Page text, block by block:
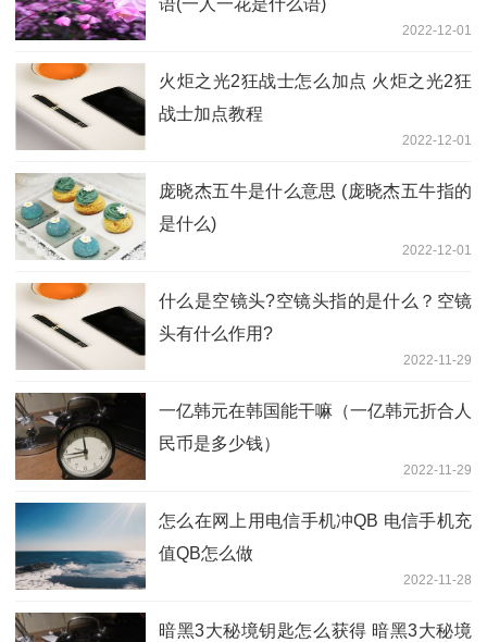
语(一人一花是什么语)
2022-12-01
火炬之光2狂战士怎么加点 火炬之光2狂
战士加点教程
2022-12-01
庞晓杰五牛是什么意思 (庞晓杰五牛指的
是什么)
2022-12-01
什么是空镜头?空镜头指的是什么？空镜
头有什么作用?
2022-11-29
一亿韩元在韩国能干嘛（一亿韩元折合人
民币是多少钱）
2022-11-29
怎么在网上用电信手机冲QB 电信手机充
值QB怎么做
2022-11-28
暗黑3大秘境钥匙怎么获得 暗黑3大秘境